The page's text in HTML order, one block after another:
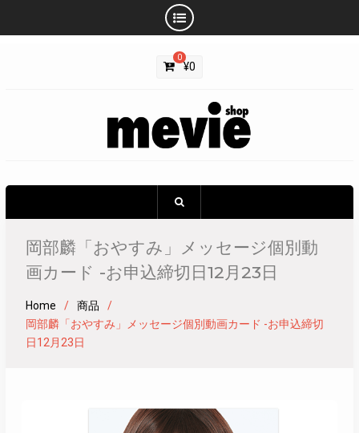
0
¥0
岡部麟「おやすみ」メッセージ個別動
画カード -お申込締切日12月23日
Home
商品
岡部麟「おやすみ」メッセージ個別動画カード -お申込締切
日12月23日